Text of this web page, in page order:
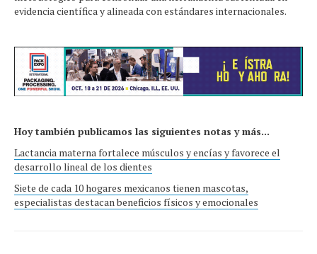
evidencia científica y alineada con estándares internacionales.
Hoy también publicamos las siguientes notas y más...
Lactancia materna fortalece músculos y encías y favorece el
desarrollo lineal de los dientes
Siete de cada 10 hogares mexicanos tienen mascotas,
especialistas destacan beneficios físicos y emocionales